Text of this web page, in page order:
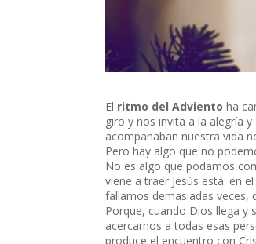
El ritmo del Adviento ha
giro y nos invita a la alegría
acompañaban nuestra vida
Pero hay algo que no
No es algo que podamos
viene a traer Jesús está: en
fallamos demasiadas veces,
Porque, cuando Dios llega y
acercarnos a todas esas
produce el encuentro con